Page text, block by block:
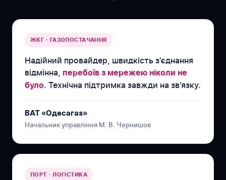
ЖКГ · ГАЗОПОСТАЧАННЯ
Надійний провайдер, швидкість з'єднання
відмінна, перебоїв з мережею ніколи не
було. Технічна підтримка завжди на зв'язку.
ВАТ «Одесагаз»
Начальник управління М. В. Чернишов
ПОРТ · ЛОГІСТИКА